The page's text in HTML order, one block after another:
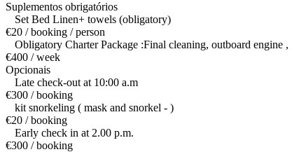
Suplementos obrigatórios
Set Bed Linen+ towels (obligatory)
€20 / booking / person
Obligatory Charter Package :Final cleaning, outboard engine
€400 / week
Opcionais
Late check-out at 10:00 a.m
€300 / booking
kit snorkeling ( mask and snorkel - )
€20 / booking
Early check in at 2.00 p.m.
€300 / booking